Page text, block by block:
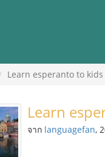
Learn esperanto to kids
Learn
จาก languagefan,